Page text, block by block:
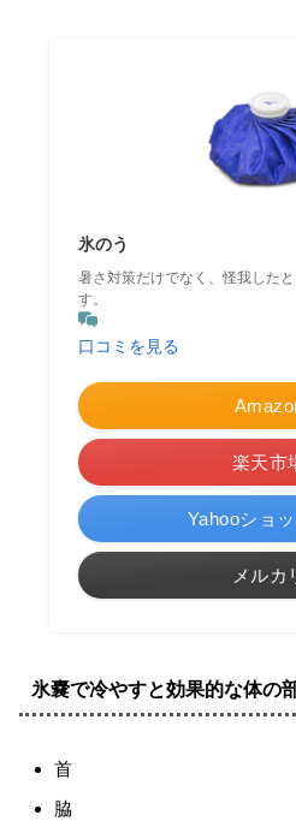
氷のう
暑さ対策だけでなく、怪我した
す。
口コミを見る
楽天市
Yahooショ
メルカ
氷嚢で冷やすと効果的な体の
首
脇